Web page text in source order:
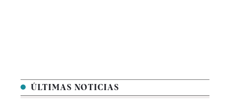
ÚLTIMAS NOTICIAS